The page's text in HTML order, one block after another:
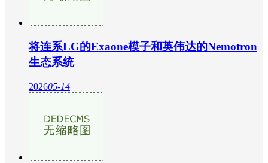
将连系LG的Exaone模子和英伟达的Nemotron
生态系统
202605-14